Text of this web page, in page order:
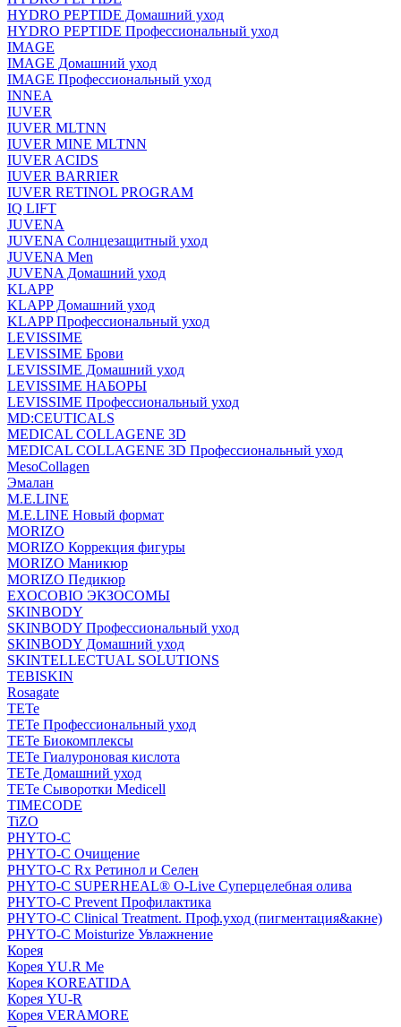
HYDRO PEPTIDE Домашний уход
HYDRO PEPTIDE Профессиональный уход
IMAGE
IMAGE Домашний уход
IMAGE Профессиональный уход
INNEA
IUVER
IUVER MLTNN
IUVER MINE MLTNN
IUVER ACIDS
IUVER BARRIER
IUVER RETINOL PROGRAM
IQ LIFT
JUVENA
JUVENA Солнцезащитный уход
JUVENA Men
JUVENA Домашний уход
KLAPP
KLAPP Домашний уход
KLAPP Профессиональный уход
LEVISSIME
LEVISSIME Брови
LEVISSIME Домашний уход
LEVISSIME НАБОРЫ
LEVISSIME Профессиональный уход
MD:CEUTICALS
MEDICAL COLLAGENE 3D
MEDICAL COLLAGENE 3D Профессиональный уход
MesoCollagen
Эмалан
M.E.LINE
M.E.LINE Новый формат
MORIZO
MORIZO Коррекция фигуры
MORIZO Маникюр
MORIZO Педикюр
EXOCOBIO ЭКЗОСОМЫ
SKINBODY
SKINBODY Профессиональный уход
SKINBODY Домашний уход
SKINTELLECTUAL SOLUTIONS
TEBISKIN
Rosagate
TETe
TETe Профессиональный уход
TETe Биокомплексы
TETe Гиалуроновая кислота
TETe Домашний уход
TETe Сыворотки Medicell
TIMECODE
TiZO
PHYTO-C
PHYTO-C Очищение
PHYTO-C Rx Ретинол и Селен
PHYTO-C SUPERHEAL® O-Live Суперцелебная олива
PHYTO-C Prevent Профилактика
PHYTO-C Clinical Treatment. Проф.уход (пигментация&акне)
PHYTO-C Moisturize Увлажнение
Корея
Корея YU.R Me
Корея KOREATIDA
Корея YU-R
Корея VERAMORE